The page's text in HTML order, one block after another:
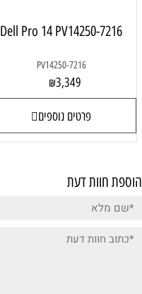
Dell Pro 14 PV14250-7216
PV14250-7216
₪3,349
פרטים נוספים
הוספת חוות דעת